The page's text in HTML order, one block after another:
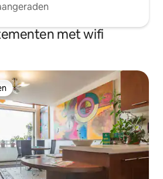
met wifi